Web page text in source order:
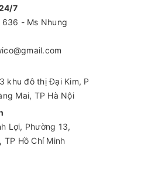
7
- Ms Nhung
khu đô thị Đại Kim, P
Mai, TP Hà Nội
Lợi, Phường 13,
TP Hồ Chí Minh